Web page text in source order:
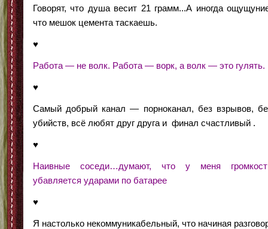
Говорят, что душа весит 21 грамм...А иногда
что мешок цемента таскаешь.
♥
Работа — не волк. Работа — ворк, а волк — это гулять.
♥
Cамый добрый канал — порноканал, без взрывов,
убийств, всё любят друг друга и финал счастливый .
♥
Наивные соседи…думают, что у меня
убавляется ударами по батарее
♥
Я настолько некоммуникабельный, что начиная